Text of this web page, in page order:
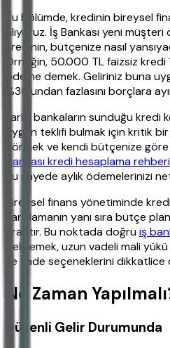
Bu bölümde, kredinin bireysel
alıyoruz. İş Bankası yeni
kredinin, bütçenize nasıl
Örneğin, 50.000 TL faizsiz kredi
ödeme demek. Geliriniz buna
%30'undan fazlasını borçlara
Farklı bankaların sunduğu kredi
uygun teklifi bulmak için kritik bir
görmek ve kendi bütçenize
bankası kredi hesaplama rehberi
Bu sayede aylık ödemelerinizi
Bireysel finans yönetiminde
karşılamanın yanı sıra bütçe
araçtır. Bu noktada doğruiş
belirlemek, uzun vadeli mali
ve vade seçeneklerini
Ne Zaman
Düzenli Gelir Durumunda